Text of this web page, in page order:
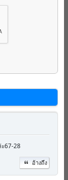
67-28
อ้างถึง